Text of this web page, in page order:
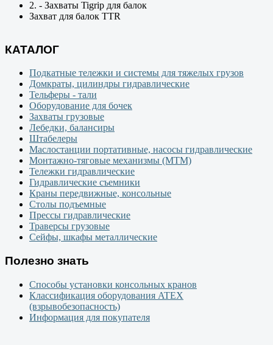
2. - Захваты Tigrip для балок
Захват для балок TTR
КАТАЛОГ
Подкатные тележки и системы для тяжелых грузов
Домкраты, цилиндры гидравлические
Тельферы - тали
Оборудование для бочек
Захваты грузовые
Лебедки, балансиры
Штабелеры
Маслостанции портативные, насосы гидравлические
Монтажно-тяговые механизмы (МТМ)
Тележки гидравлические
Гидравлические съемники
Краны передвижные, консольные
Столы подъемные
Прессы гидравлические
Траверсы грузовые
Сейфы, шкафы металлические
Полезно знать
Способы установки консольных кранов
Классификация оборудования ATEX
(взрывобезопасность)
Информация для покупателя